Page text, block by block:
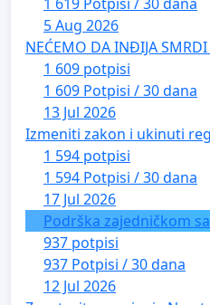
5 Aug 2026
NEĆEMO DA INĐIJA
1 609 potpisi
1 609 Potpisi / 30 dana
13 Jul 2026
Izmeniti zakon i ukinuti
1 594 potpisi
1 594 Potpisi / 30 dana
17 Jul 2026
Podrška zajedničkom
937 potpisi
937 Potpisi / 30 dana
12 Jul 2026